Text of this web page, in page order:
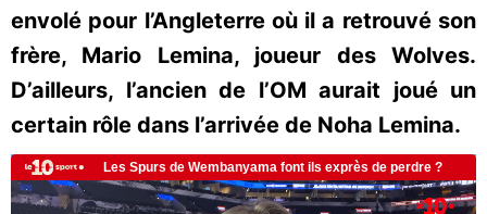
envolé pour l’Angleterre où il a retrouvé son
frère, Mario Lemina, joueur des Wolves.
D’ailleurs, l’ancien de l’OM aurait joué un
certain rôle dans l’arrivée de Noha Lemina.